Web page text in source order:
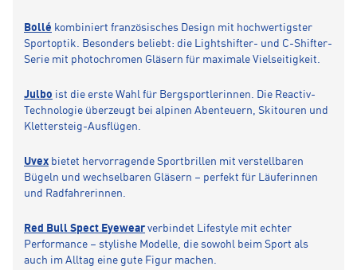
Bollé kombiniert französisches Design mit hochwertigster
Sportoptik. Besonders beliebt: die Lightshifter- und C-Shifter-
Serie mit photochromen Gläsern für maximale Vielseitigkeit.
Julbo ist die erste Wahl für Bergsportlerinnen. Die Reactiv-
Technologie überzeugt bei alpinen Abenteuern, Skitouren und
Klettersteig-Ausflügen.
Uvex bietet hervorragende Sportbrillen mit verstellbaren
Bügeln und wechselbaren Gläsern – perfekt für Läuferinnen
und Radfahrerinnen.
Red Bull Spect Eyewearverbindet Lifestyle mit echter
Performance – stylishe Modelle, die sowohl beim Sport als
auch im Alltag eine gute Figur machen.